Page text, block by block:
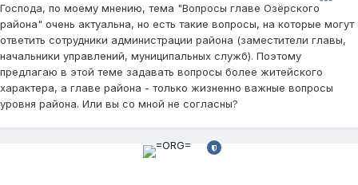
Господа, по моему мнению, тема "Вопросы главе Озёрского
района" очень актуальна, но есть такие вопросы, на которые могут
ответить сотрудники администрации района (заместители главы,
начальники управлений, муниципальных служб). Поэтому
предлагаю в этой теме задавать вопросы более житейского
характера, а главе района - только жизненно важные вопросы
уровня района. Или вы со мной не согласны?